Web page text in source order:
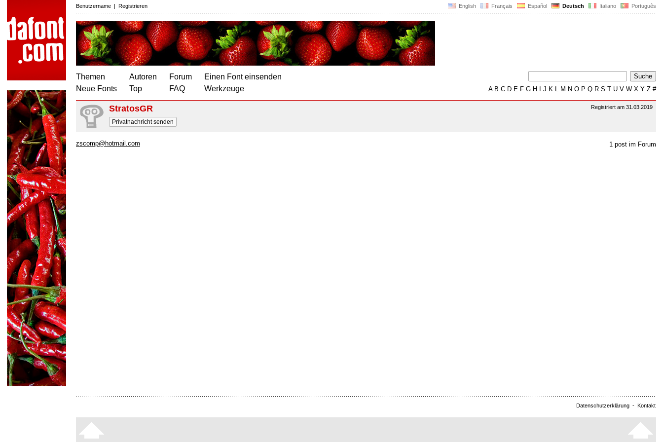
English Français Español Deutsch Italiano Português
Benutzername | Registrieren
Themen
Neue Fonts
Autoren
Top
Forum
FAQ
Einen Font einsenden
Werkzeuge
AB C D E F G H J K L M N O P Q R S T U V W X Y Z #
Registriert am 31.03.2019
StratosGR
Privatnachricht senden
1 post im Forum
zscomp@hotmail.com
Datenschutzerklärung - Kontakt